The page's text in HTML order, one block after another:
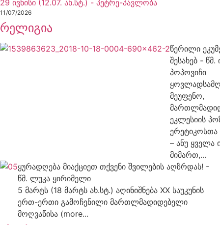
29 ივნისი (12.07. ახ.სტ.) - პეტრე-პავლობა
11/07/2026
რელიგია
წერილი
შესახებ - წმ.
პოპოვიჩი
მეუფენო,
ეკლესიის
ერეტიკოსთა
– ანუ ყველა
მიმართ,...
ყურადღება მიაქციეთ თქვენი შვილების აღზრდას! -
წმ. ლუკა ყირიმელი
5 მარტს (18 მარტს ახ.სტ.) აღინიშნება XX საუკუნის
ერთ-ერთი გამოჩენილი მართლმადიდებელი
მოღვაწისა (more...